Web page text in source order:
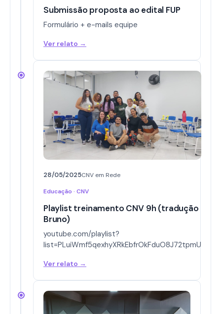
Submissão proposta ao edital FUP
Formulário + e-mails equipe
Ver relato →
28/05/2025CNV em Rede
Educação · CNV
Playlist treinamento CNV 9h (tradução
Bruno)
youtube.com/playlist?
list=PLuiWmf5qexhyXRkEbfrOkFduO8J72tpmU
Ver relato →